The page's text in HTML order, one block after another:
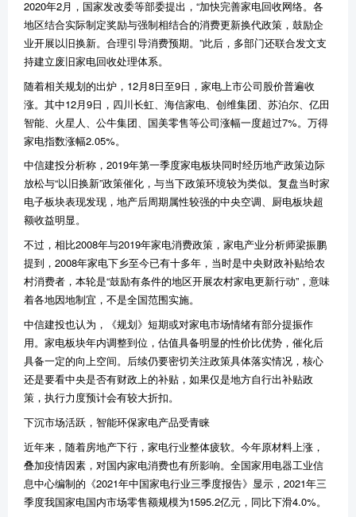
2020年2月，国家发改委等部委提出，“加快完善家电回收网络。各
地区结合实际制定奖励与强制相结合的消费更新换代政策，鼓励企
业开展以旧换新。合理引导消费预期。”此后，多部门还联合发文支
持建立废旧家电回收处理体系。
随着相关规划的出炉，12月8日至9日，家电上市公司股价普遍收
涨。其中12月9日，四川长虹、海信家电、创维集团、苏泊尔、亿田
智能、火星人、公牛集团、国美零售等公司涨幅一度超过7%。万得
家电指数涨幅2.05%。
中信建投分析称，2019年第一季度家电板块同时经历地产政策边际
放松与“以旧换新”政策催化，与当下政策环境较为类似。复盘当时家
电子板块表现发现，地产后周期属性较强的中央空调、厨电板块超
额收益明显。
不过，相比2008年与2019年家电消费政策，家电产业分析师梁振鹏
提到，2008年家电下乡至今已有十多年，当时是中央财政补贴给农
村消费者，本轮是“鼓励有条件的地区开展农村家电更新行动”，意味
着各地因地制宜，不是全国范围实施。
中信建投也认为，《规划》短期或对家电市场情绪有部分提振作
用。家电板块年内调整到位，估值具备明显的性价比优势，催化后
具备一定的向上空间。后续仍要密切关注政策具体落实情况，核心
还是要看中央是否有财政上的补贴，如果仅是地方自行出补贴政
策，执行力度预计会有较大折扣。
下沉市场活跃，智能环保家电产品受青睐
近年来，随着房地产下行，家电行业整体疲软。今年原材料上涨，
叠加疫情因素，对国内家电消费也有所影响。全国家用电器工业信
息中心编制的《2021年中国家电行业三季度报告》显示，2021年三
季度我国家电国内市场零售额规模为1595.2亿元，同比下滑4.0%。